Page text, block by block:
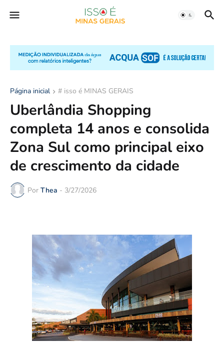
Página inicial # isso é MINAS GERAIS
Uberlândia Shopping
completa 14 anos e consolida
Zona Sul como principal eixo
de crescimento da cidade
Por Thea - 3/27/2026